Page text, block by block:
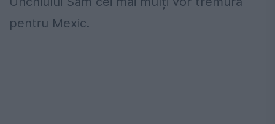
pentru Mexic.